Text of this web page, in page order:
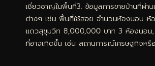
เชี่ยวชาญในพื้นที่3. ข้อมูลการขายบ้านที่ผ่าน
ต่างๆ เช่น พื้นที่ใช้สอย จำนวนห้องนอน ห้
แถวสุขุมวิท 8,000,000 บาท 3 ห้องนอน,
ที่อาจเกิดขึ้น เช่น สถานการณ์เศรษฐกิจหรื